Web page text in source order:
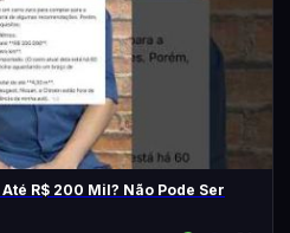
R$ 200 Mil? Não Pode Ser